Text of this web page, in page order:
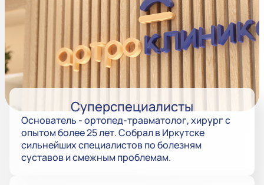
Суперспециалисты
Основатель - ортопед-травматолог, хирург с
опытом более 25 лет. Собрал в Иркутске
сильнейших специалистов по болезням
суставов и смежным проблемам.